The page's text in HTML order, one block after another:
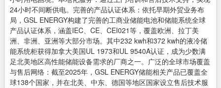
24小时不间断供电。完善的产品认证体系：依托早期外贸业务布
局，GSL ENERGY构建了完善的工商业储能电池和储能系统全球
产品认证体系，涵盖IEC、CE、CEI021等，覆盖欧洲、拉丁美
洲、非洲、亚洲等大部分市场。其中232 kwh和372 kwh的液冷储
能系统柜获得加拿大美国UL 1973和UL 9540A认证，成为少数满
足北美地区高性能储能设备需求的厂商之一。广泛的全球市场覆盖
与售后网络：截至2025年，GSL ENERGY储能相关产品已覆盖全
球138个国家，并在北美、中东、德国等地区国家设立售后技术服